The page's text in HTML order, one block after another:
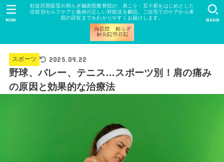
杉並区西荻窪の和らぎ鍼灸院整骨院が、肩こり・五十肩をはじめとした
症状別セルフケアと施術の正しい対処法を解説。ご自宅でのケアから来
院の目安までをわかりやすくお届けします。
SEARCH
MENU
スポーツ 2025.09.22
野球、バレー、テニス…スポーツ別！肩の痛み
の原因と効果的な治療法